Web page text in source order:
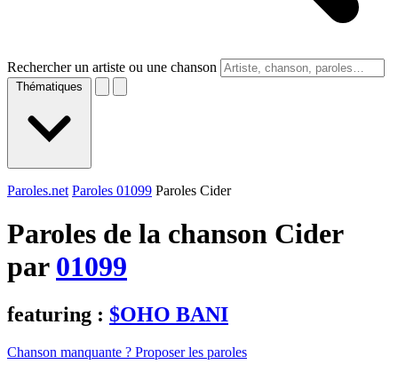
Rechercher un artiste ou une chanson
Thématiques
Paroles.net Paroles 01099 Paroles Cider
Paroles de la chanson Cider
par 01099
featuring : $OHO BANI
Chanson manquante ? Proposer les paroles